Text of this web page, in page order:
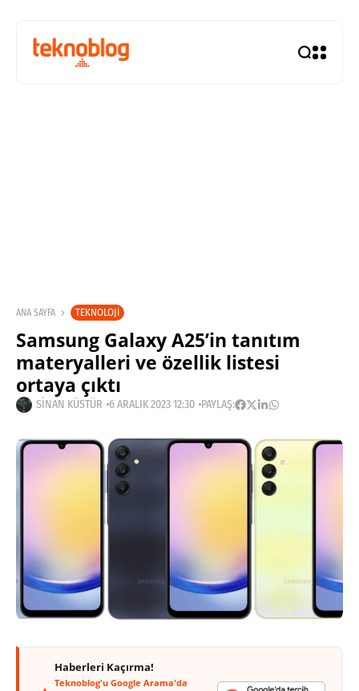
ANA SAYFA TEKNOLOJI
Samsung Galaxy A25’in tanıtım
materyalleri ve özellik listesi
ortaya çıktı
SINAN KÜSTÜR 6 ARALIK 2023 12:30 PAYLAŞ:
Haberleri Kaçırma!
Teknoblog'u Google Arama'da